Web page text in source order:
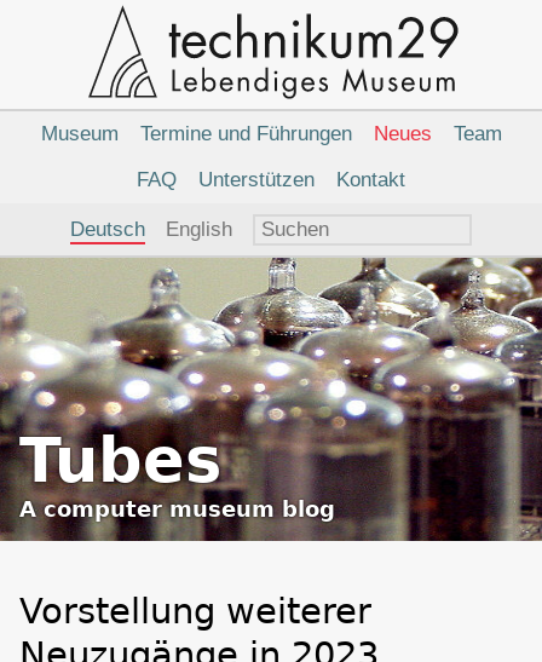
Tubes
Acomputer museumblog
Vorstellung weiterer
Hauptnavigation
Museum Termine und Führungen Neues
Team
FAQ
Unterstützen Kontakt
Sprachauswahl
Deutsch English